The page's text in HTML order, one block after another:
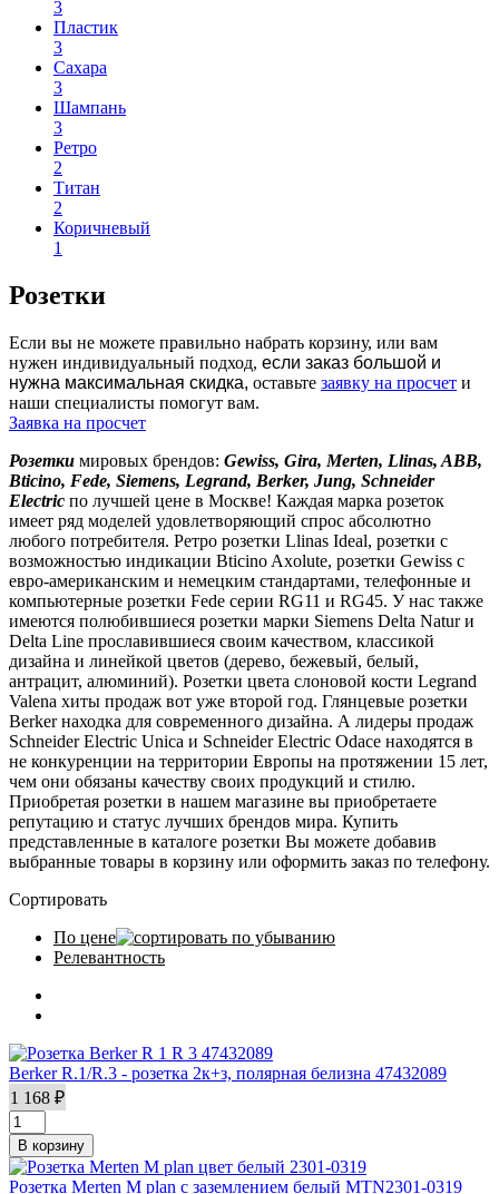
3
Apply Никель filter
Пластик
3
Apply Пластик filter
Сахара
3
Apply Сахара filter
Шампань
3
Apply Шампань filter
Ретро
2
Apply Ретро filter
Титан
2
Apply Титан filter
Коричневый
1
Розетки
Если вы не можете правильно набрать корзину, или вам
нужен индивидуальный подход, если заказ большой и
нужна максимальная скидка, оставьте заявку на просчет и
наши специалисты помогут вам.
Заявка на просчет
Розетки мировых брендов: Gewiss, Gira, Merten, Llinas, ABB,
Bticino, Fede, Siemens, Legrand, Berker, Jung, Schneider
Electric по лучшей цене в Москве! Каждая марка розеток
имеет ряд моделей удовлетворяющий спрос абсолютно
любого потребителя. Ретро розетки Llinas Ideal, розетки с
возможностью индикации Bticino Axolute, розетки Gewiss с
евро-американским и немецким стандартами, телефонные и
компьютерные розетки Fede серии RG11 и RG45. У нас также
имеются полюбившиеся розетки марки Siemens Delta Natur и
Delta Line прославившиеся своим качеством, классикой
дизайна и линейкой цветов (дерево, бежевый, белый,
антрацит, алюминий). Розетки цвета слоновой кости Legrand
Valena хиты продаж вот уже второй год. Глянцевые розетки
Berker находка для современного дизайна. А лидеры продаж
Schneider Electric Unica и Schneider Electric Odace находятся в
не конкуренции на территории Европы на протяжении 15 лет,
чем они обязаны качеству своих продукций и стилю.
Приобретая розетки в нашем магазине вы приобретаете
репутацию и статус лучших брендов мира. Купить
представленные в каталоге розетки Вы можете добавив
выбранные товары в корзину или оформить заказ по телефону.
Сортировать
По цене
Релевантность
Berker R.1/R.3 - розетка 2к+з, полярная белизна 47432089
1 168 ₽
Розетка Merten M plan с заземлением белый MTN2301-0319